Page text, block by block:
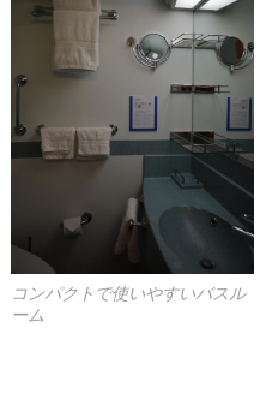
コンパクトで使いやすいバスル
ーム